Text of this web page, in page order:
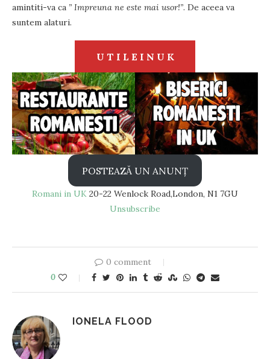
amintiti-va ca ” Impreuna ne este mai usor!”. De aceea va
suntem alaturi.
U T I L E I N U K
POSTEAZĂ UN ANUNȚ
Romani in UK 20-22 Wenlock Road,London, N1 7GU
Unsubscribe
0 comment
0
IONELA FLOOD